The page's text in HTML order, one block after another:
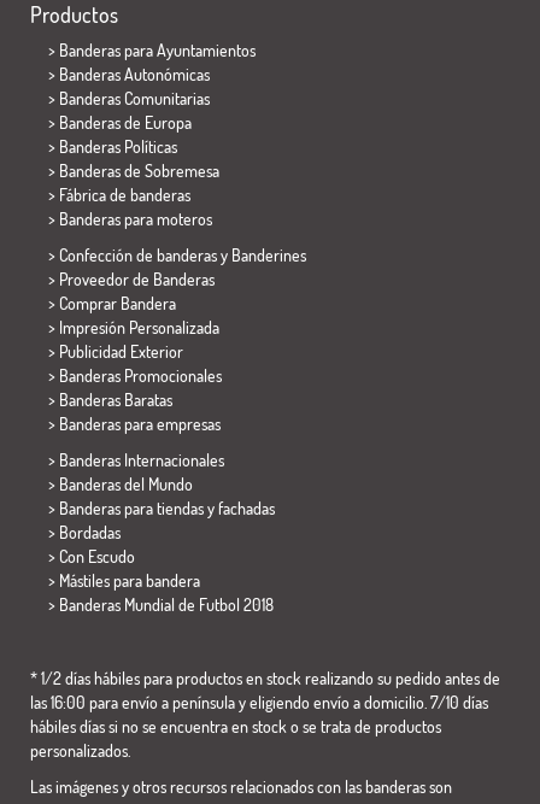
Productos
> Banderas para Ayuntamientos
> Banderas Autonómicas
> Banderas Comunitarias
> Banderas de Europa
> Banderas Políticas
> Banderas de Sobremesa
> Fábrica de banderas
> Banderas para moteros
> Confección de banderas y Banderines
> Proveedor de Banderas
> Comprar Bandera
> Impresión Personalizada
> Publicidad Exterior
> Banderas Promocionales
> Banderas Baratas
> Banderas para empresas
> Banderas Internacionales
> Banderas del Mundo
> Banderas para tiendas y fachadas
> Bordadas
> Con Escudo
> Mástiles para bandera
> Banderas Mundial de Futbol 2018
* 1/2 días hábiles para productos en stock realizando su pedido antes de
las 16:00 para envío a península y eligiendo envío a domicilio. 7/10 días
hábiles días si no se encuentra en stock o se trata de productos
personalizados.
Las imágenes y otros recursos relacionados con las banderas son